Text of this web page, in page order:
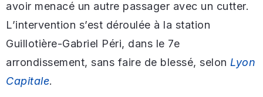
avoir menacé un autre passager avec un cutter.
L’intervention s’est déroulée à la station
Guillotière-Gabriel Péri, dans le 7e
arrondissement, sans faire de blessé, selon Lyon
Capitale.